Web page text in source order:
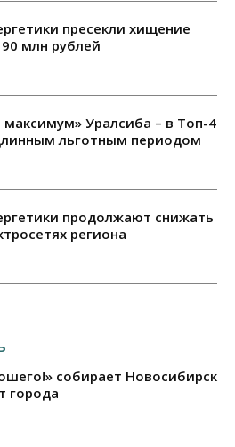
пресекли хищение
млн рублей
максимум» Уралсиба – в Топ-4
льготным периодом
продолжают снижать
региона
собирает Новосибирск
города